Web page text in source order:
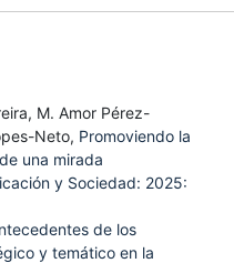
M. Amor Pérez-
Neto, Promoviendo la
una mirada
y Sociedad: 2025:
de los
y temático en la